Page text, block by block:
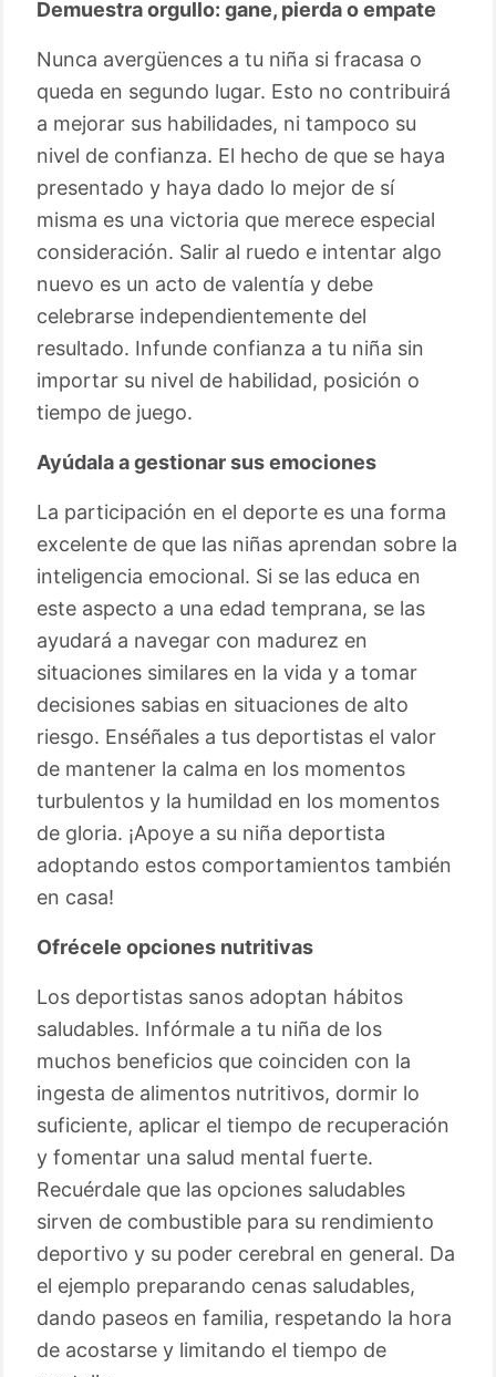
Demuestra orgullo: gane, pierda o empate
Nunca avergüences a tu niña si fracasa o
queda en segundo lugar. Esto no contribuirá
a mejorar sus habilidades, ni tampoco su
nivel de confianza. El hecho de que se haya
presentado y haya dado lo mejor de sí
misma es una victoria que merece especial
consideración. Salir al ruedo e intentar algo
nuevo es un acto de valentía y debe
celebrarse independientemente del
resultado. Infunde confianza a tu niña sin
importar su nivel de habilidad, posición o
tiempo de juego.
Ayúdala a gestionar sus emociones
La participación en el deporte es una forma
excelente de que las niñas aprendan sobre la
inteligencia emocional. Si se las educa en
este aspecto a una edad temprana, se las
ayudará a navegar con madurez en
situaciones similares en la vida y a tomar
decisiones sabias en situaciones de alto
riesgo. Enséñales a tus deportistas el valor
de mantener la calma en los momentos
turbulentos y la humildad en los momentos
de gloria. ¡Apoye a su niña deportista
adoptando estos comportamientos también
en casa!
Ofrécele opciones nutritivas
Los deportistas sanos adoptan hábitos
saludables. Infórmale a tu niña de los
muchos beneficios que coinciden con la
ingesta de alimentos nutritivos, dormir lo
suficiente, aplicar el tiempo de recuperación
y fomentar una salud mental fuerte.
Recuérdale que las opciones saludables
sirven de combustible para su rendimiento
deportivo y su poder cerebral en general. Da
el ejemplo preparando cenas saludables,
dando paseos en familia, respetando la hora
de acostarse y limitando el tiempo de